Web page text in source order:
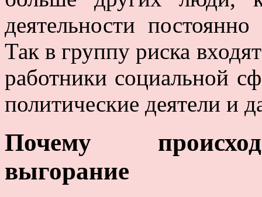
деятельности
Так в группу риска
работники социальной
политические деятели и
Почему
выгорание